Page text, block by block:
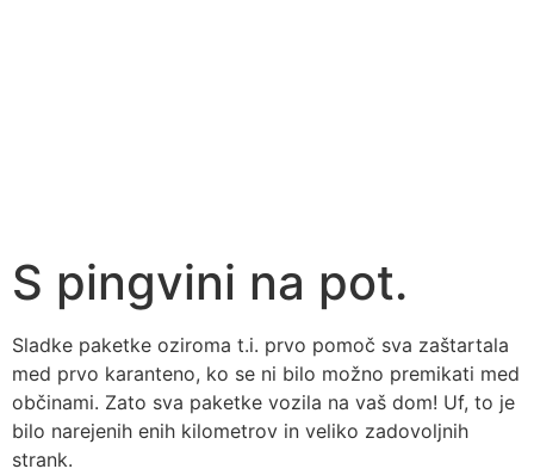
S pingvini na pot.
Sladke paketke oziroma t.i. prvo pomoč sva zaštartala
med prvo karanteno, ko se ni bilo možno premikati med
občinami. Zato sva paketke vozila na vaš dom! Uf, to je
bilo narejenih enih kilometrov in veliko zadovoljnih
strank.